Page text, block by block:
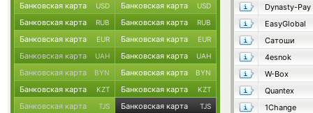
Dynasty-Pay
EasyGlobal
Сатоши
4esnok
W-Box
Quantex
1Change
Банковская карта USD Банковская карта USD
Банковская карта RUB Банковская карта RUB
Банковская карта EUR Банковская карта EUR
Банковская карта UAH Банковская карта UAH
Банковская карта BYN Банковская карта BYN
Банковская карта KZT Банковская карта KZT
Банковская карта TJS Банковская карта TJS